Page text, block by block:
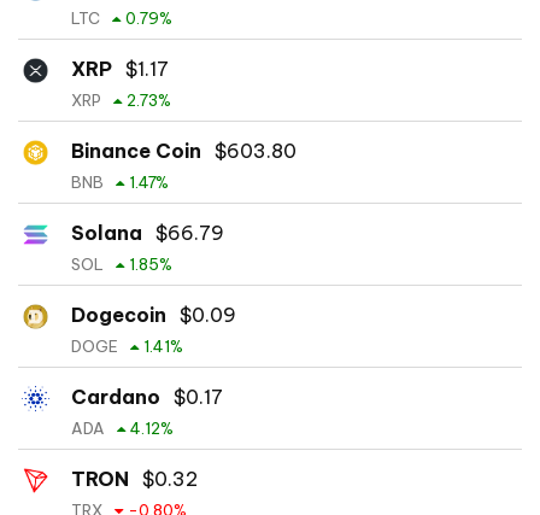
LTC 0.79%
XRP $1.17
XRP 2.73%
Binance Coin $603.80
BNB 1.47%
Solana $66.79
SOL 1.85%
Dogecoin $0.09
DOGE 1.41%
Cardano $0.17
ADA 4.12%
TRON $0.32
TRX -0.80%